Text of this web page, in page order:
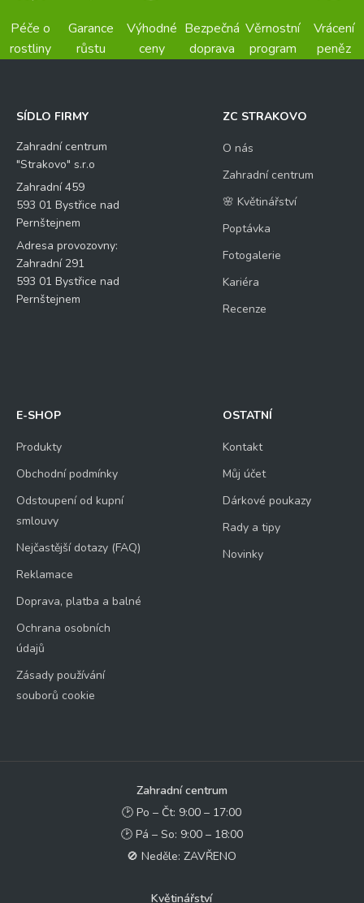
Péče o
rostliny
Garance
růstu
Výhodné
ceny
Bezpečná
doprava
Věrnostní
program
Vrácení
peněz
SÍDLO FIRMY
Zahradní centrum
"Strakovo" s.r.o
Zahradní 459
593 01 Bystřice nad
Pernštejnem
Adresa provozovny:
Zahradní 291
593 01 Bystřice nad
Pernštejnem
ZC STRAKOVO
O nás
Zahradní centrum
🌸 Květinářství
Poptávka
Fotogalerie
Kariéra
Recenze
E-SHOP
Produkty
Obchodní podmínky
Odstoupení od kupní
smlouvy
Nejčastější dotazy (FAQ)
Reklamace
Doprava, platba a balné
Ochrana osobních
údajů
Zásady používání
souborů cookie
OSTATNÍ
Kontakt
Můj účet
Dárkové poukazy
Rady a tipy
Novinky
Zahradní centrum
🕑 Po – Čt: 9:00 – 17:00
🕑 Pá – So: 9:00 – 18:00
🚫 Neděle: ZAVŘENO
Květinářství